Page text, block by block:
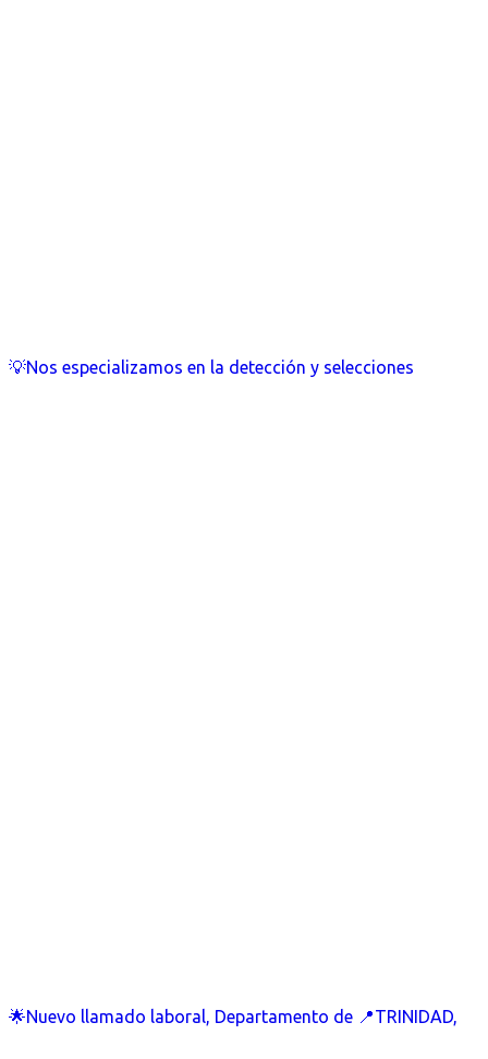
💡Nos especializamos en la detección y selecciones
🌟Nuevo llamado laboral, Departamento de 📍TRINIDAD,